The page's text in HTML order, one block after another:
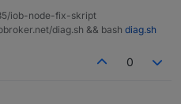
iob-node-fix-skript
diag.sh && bash diag.sh
0